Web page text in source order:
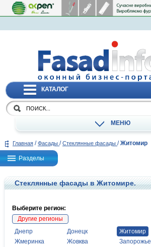
КАТАЛОГ
МЕНЮ
Главная / Фасады / Стеклянные фасады / Житомир
Разделы
Стеклянные фасады в Житомире.
Выберите регион:
Другие регионы
Днепр
Донецк
Житомир
Жмеринка
Жовква
Запорожье